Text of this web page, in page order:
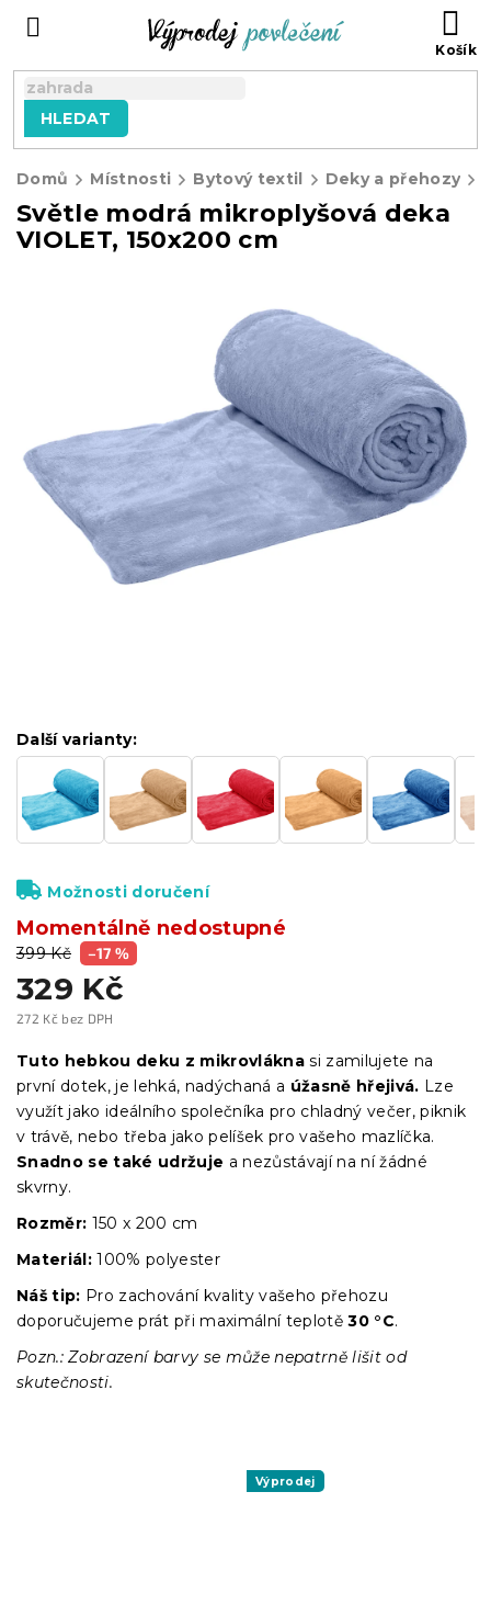
HLEDAT
Domů Místnosti Bytový textil Deky a přehozy
Světle modrá mikroplyšová deka
VIOLET, 150x200 cm
399 Kč –17 %
329 Kč
272 Kč bez DPH
cena:
Momentálně nedostupné
Další varianty:
Možnosti doručení
Tuto hebkou deku z mikrovlákna si zamilujete na
první dotek, je lehká, nadýchaná a úžasně hřejivá. Lze
využít jako ideálního společníka pro chladný večer, piknik
v trávě, nebo třeba jako pelíšek pro vašeho mazlíčka.
Snadno se také udržuje a nezůstávají na ní žádné
skvrny.
Rozměr: 150 x 200 cm
Materiál: 100% polyester
Náš tip: Pro zachování kvality vašeho přehozu
doporučujeme prát při maximální teplotě30 °C.
Pozn.: Zobrazení barvy se může nepatrně lišit od
skutečnosti.
Výprodej